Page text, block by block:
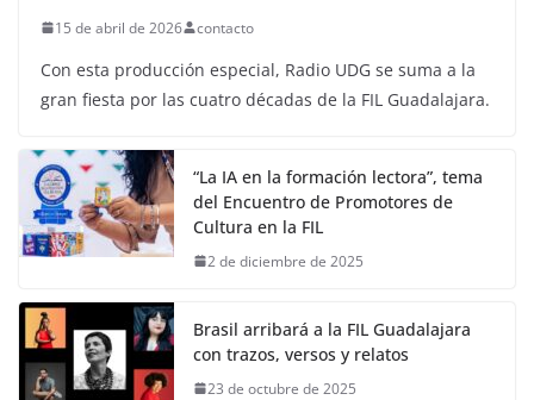
15 de abril de 2026 contacto
Con esta producción especial, Radio UDG se suma a la
gran fiesta por las cuatro décadas de la FIL Guadalajara.
“La IA en la formación lectora”, tema
del Encuentro de Promotores de
Cultura en la FIL
2 de diciembre de 2025
Brasil arribará a la FIL Guadalajara
con trazos, versos y relatos
23 de octubre de 2025